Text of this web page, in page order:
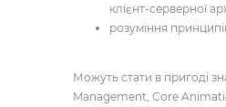
клієнт-серверної
розуміння принципів
Можуть стати в пригоді
Management, Core